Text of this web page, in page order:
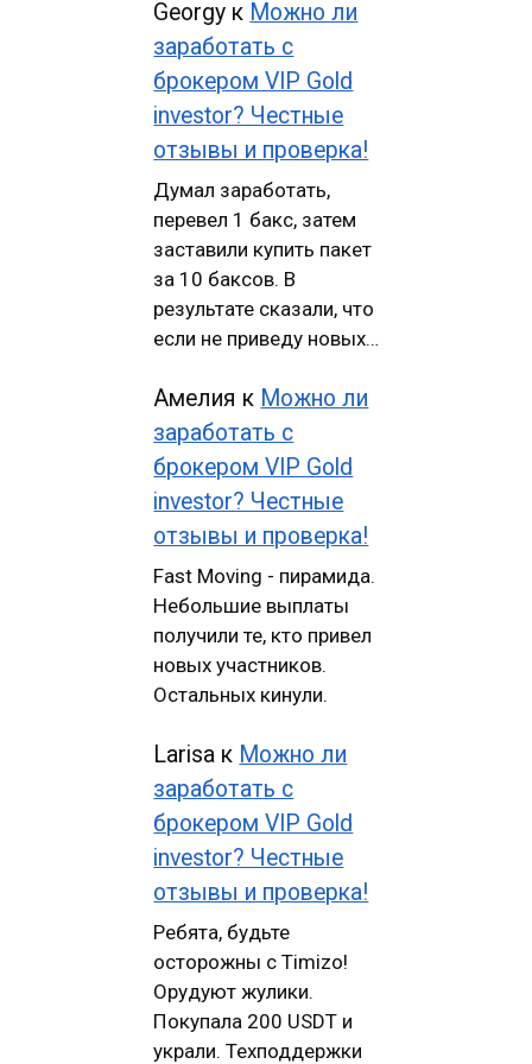
Georgy к Можно ли
заработать с
брокером VIP Gold
investor? Честные
отзывы и проверка!
Думал заработать,
перевел 1 бакс, затем
заставили купить пакет
за 10 баксов. В
результате сказали, что
если не приведу новых…
Амелия к Можно ли
заработать с
брокером VIP Gold
investor? Честные
отзывы и проверка!
Fast Moving - пирамида.
Небольшие выплаты
получили те, кто привел
новых участников.
Остальных кинули.
Larisa к Можно ли
заработать с
брокером VIP Gold
investor? Честные
отзывы и проверка!
Ребята, будьте
осторожны с Timizo!
Орудуют жулики.
Покупала 200 USDT и
украли. Техподдержки